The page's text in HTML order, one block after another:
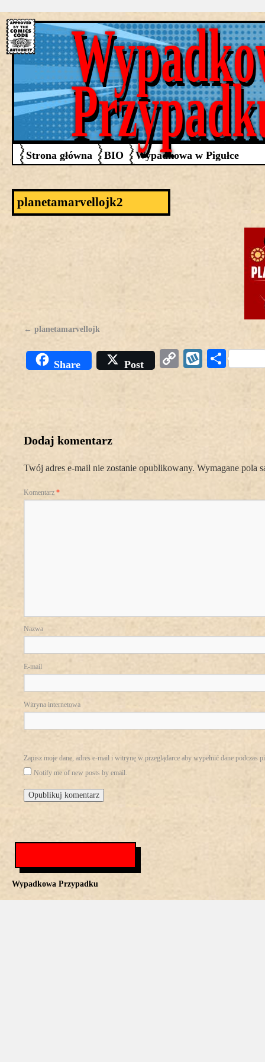
Strona główna BIO Wypadkowa w Pigułce
planetamarvellojk2
planetamarvellojk
Share Post
CopyWykop
Dodaj komentarz
Twój adres e-mail nie zostanie opublikowany. Wymagane pola
Komentarz *
Nazwa
E-mail
Witryna internetowa
Zapisz moje dane, adres e-mail i witrynę w przeglądarce aby wypełnić dane podczas
Notify me of new posts by email.
Wypadkowa Przypadku